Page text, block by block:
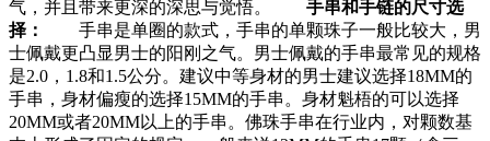
气，并且带来更深的深思与觉悟。 手串和手链的尺寸选
择：
手串是单圈的款式，手串的单颗珠子一般比较大，男
士佩戴更凸显男士的阳刚之气。男士佩戴的手串最常见的规格
是2.0，1.8和1.5公分。建议中等身材的男士建议选择18MM的
手串，身材偏瘦的选择15MM的手串。身材魁梧的可以选择
20MM或者20MM以上的手串。佛珠手串在行业内，对颗数基